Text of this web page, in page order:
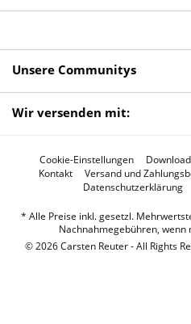
Unsere Communitys
Wir versenden mit:
Cookie-Einstellungen
Kontakt
Versand und
Datenschutzerklärung
* Alle Preise inkl. gesetzl.
Nachnahmegebühren,
© 2026 Carsten Reuter - All Rights